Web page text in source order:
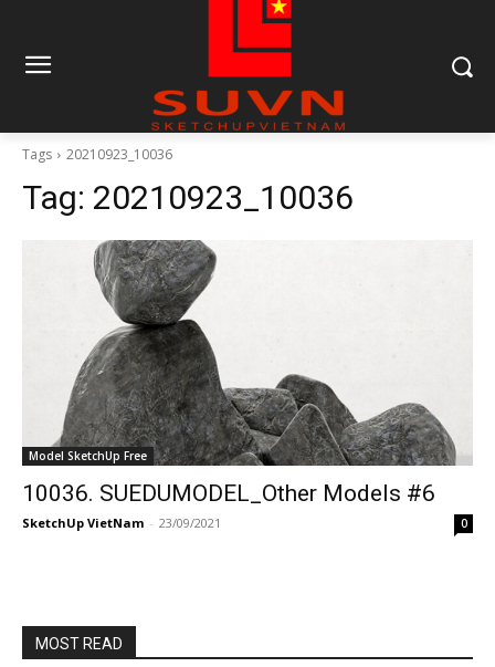
Tags 20210923_10036
Tag: 20210923_10036
Model SketchUp Free
10036. SUEDUMODEL_Other Models #6
SketchUp VietNam - 23/09/2021 0
MOST READ